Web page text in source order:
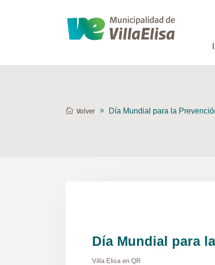
Volver Día Mundial para la
Día Mundial para
Villa Elisa en QR